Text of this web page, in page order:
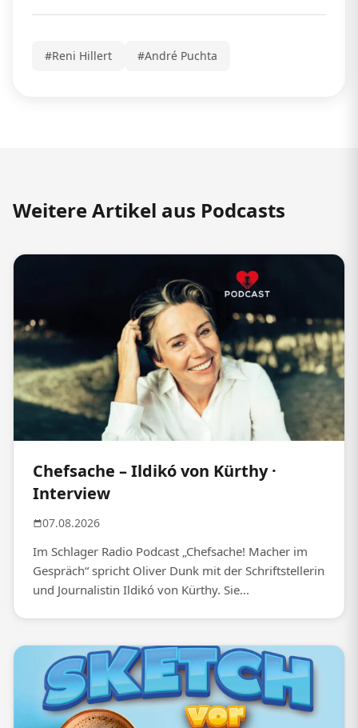
#Reni Hillert #André Puchta
Weitere Artikel aus Podcasts
Chefsache – Ildikó von Kürthy ·
Interview
07.08.2026
Im Schlager Radio Podcast „Chefsache! Macher im
Gespräch“ spricht Oliver Dunk mit der Schriftstellerin
und Journalistin Ildikó von Kürthy. Sie...